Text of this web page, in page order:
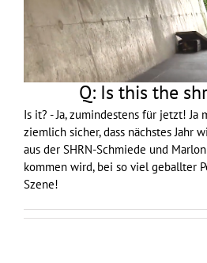
Q: Is this the
Is it? - Ja, zumindestens für jetzt! Ja
ziemlich sicher, dass nächstes Jahr
aus der SHRN-Schmiede und
kommen wird, bei so viel geballter
Szene!